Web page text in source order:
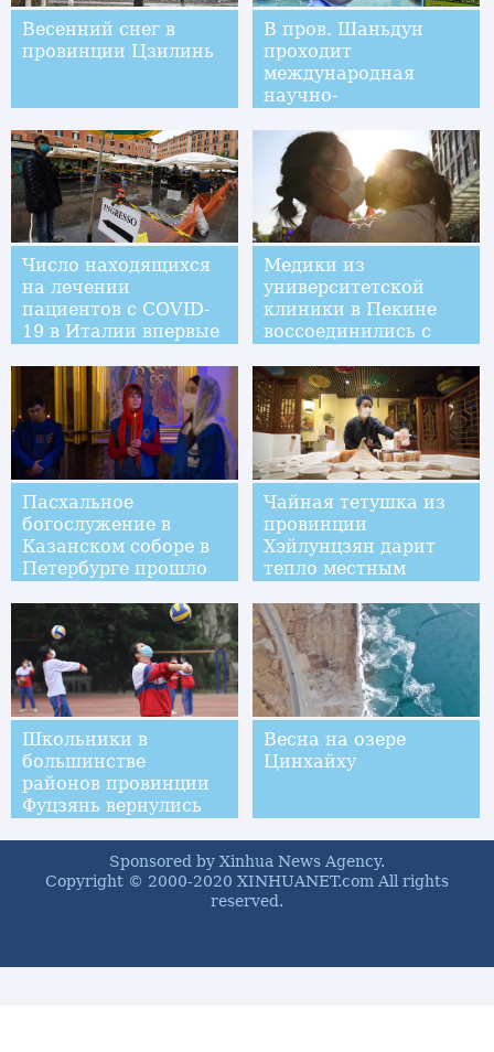
Весенний снег в
провинции Цзилинь
В пров. Шаньдун
проходит
международная
научно-
выставка
овощеводства
Число находящихся
на лечении
пациентов с COVID-
19 в Италии впервые
Медики из
университетской
клиники в Пекине
воссоединились с
коллегами
Пасхальное
богослужение в
Казанском соборе в
Петербурге прошло
Чайная тетушка из
провинции
Хэйлунцзян дарит
тепло местным
Школьники в
большинстве
районов провинции
Фуцзянь вернулись
Весна на озере
Цинхайху
Sponsored by Xinhua News Agency.
Copyright © 2000-2020 XINHUANET.com All rights
reserved.